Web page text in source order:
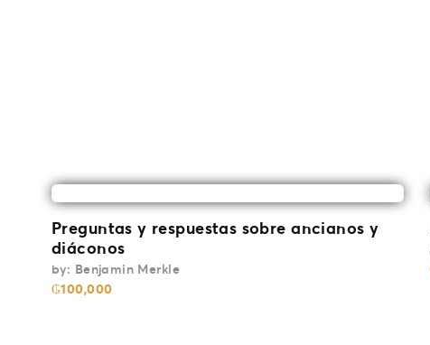
Preguntas y respuestas sobre ancianos y
diáconos
by: Benjamin Merkle
₲100,000